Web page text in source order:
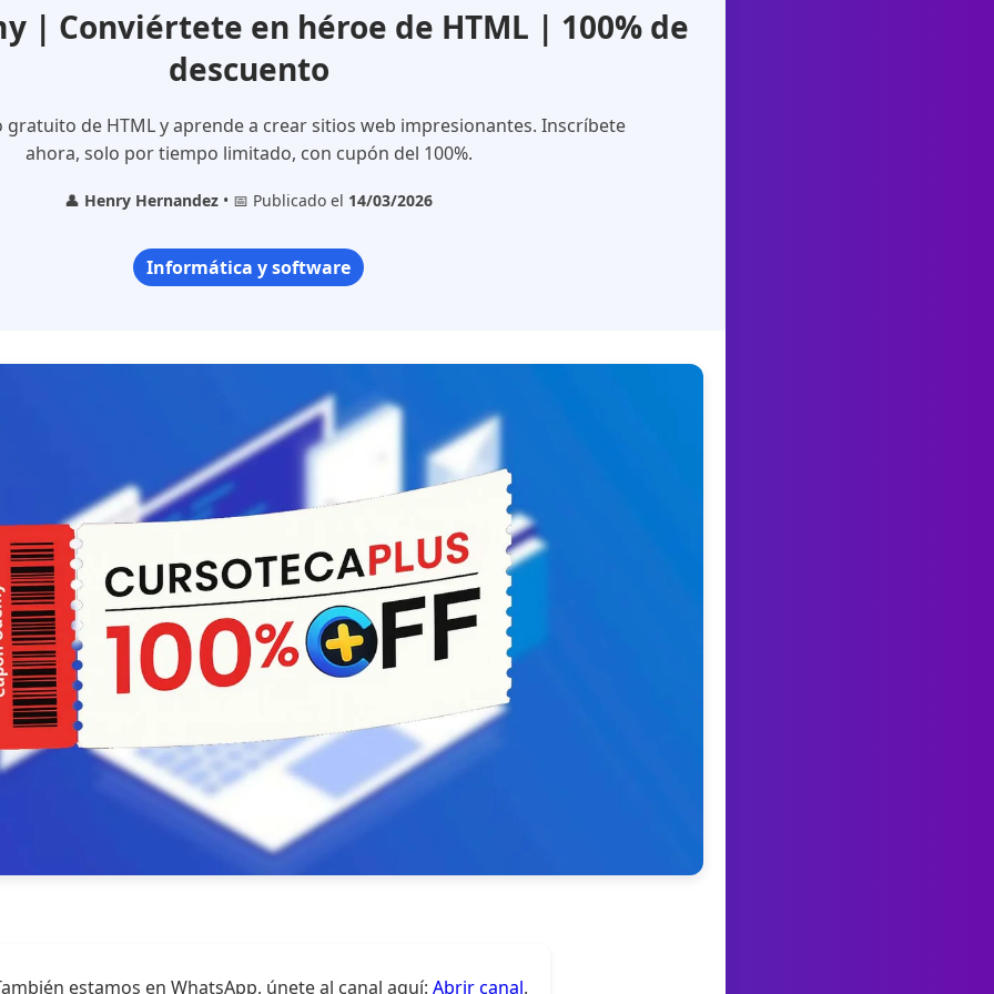
| Conviértete en héroe de HTML | 100% de
descuento
gratuito de HTML y aprende a crear sitios web impresionantes. Inscríbete
ahora, solo por tiempo limitado, con cupón del 100%.
👤 Henry Hernandez • 📅 Publicado el 14/03/2026
Informática y software
estamos en WhatsApp, únete al canal aquí: Abrir canal.